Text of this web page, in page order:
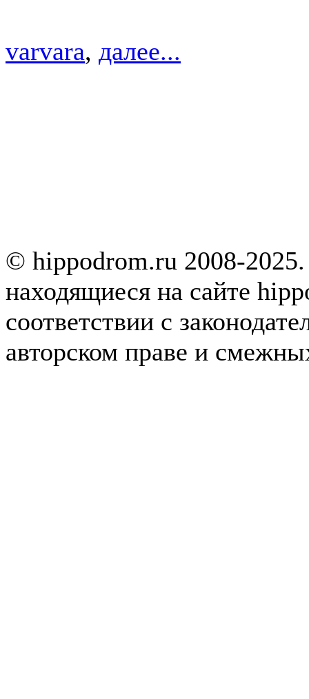
varvara, далее...
© hippodrom.ru 2008-
находящиеся на сайте
соответствии с
авторском праве и